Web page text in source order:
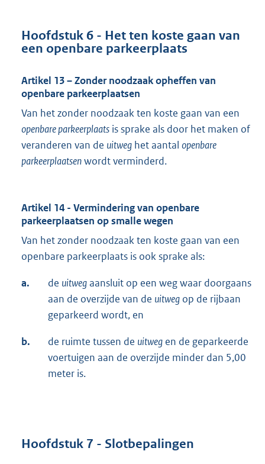
Hoofdstuk 6 - Het ten koste gaan van
een openbare parkeerplaats
Artikel 13 – Zonder noodzaak opheffen van
openbare parkeerplaatsen
Van het zonder noodzaak ten koste gaan van een
openbare parkeerplaats is sprake als door het maken of
veranderen van de uitweg het aantal openbare
parkeerplaatsenwordt verminderd.
Artikel 14 - Vermindering van openbare
parkeerplaatsen op smalle wegen
Van het zonder noodzaak ten koste gaan van een
openbare parkeerplaats is ook sprake als:
a. de uitwegaansluit op een weg waar doorgaans
aan de overzijde van de uitweg op de rijbaan
geparkeerd wordt, en
b. de ruimte tussen de uitweg en de geparkeerde
voertuigen aan de overzijde minder dan 5,00
meter is.
Hoofdstuk 7 - Slotbepalingen